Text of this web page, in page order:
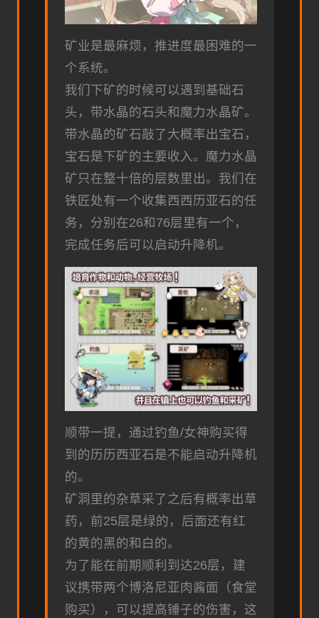
矿业是最麻烦，推进度最困难的一
个系统。
我们下矿的时候可以遇到基础石
头，带水晶的石头和魔力水晶矿。
带水晶的矿石敲了大概率出宝石，
宝石是下矿的主要收入。魔力水晶
矿只在整十倍的层数里出。我们在
铁匠处有一个收集西西历亚石的任
务，分别在26和76层里有一个，
完成任务后可以启动升降机。
顺带一提，通过钓鱼/女神购买得
到的历历西亚石是不能启动升降机
的。
矿洞里的杂草采了之后有概率出草
药，前25层是绿的，后面还有红
的黄的黑的和白的。
为了能在前期顺利到达26层，建
议携带两个博洛尼亚肉酱面（食堂
购买），可以提高锤子的伤害，这